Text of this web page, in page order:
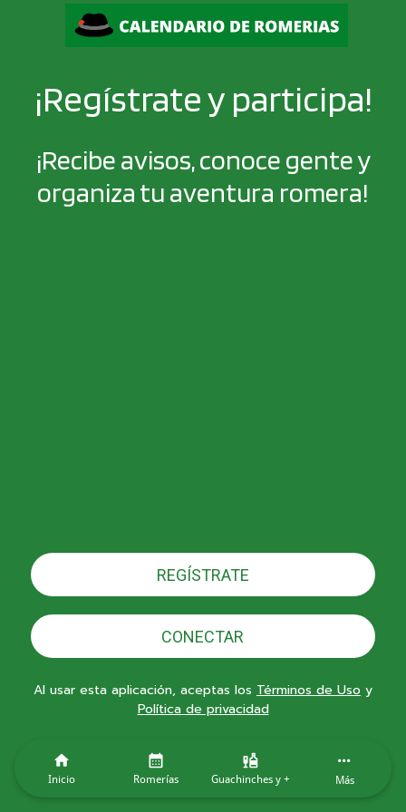
¡Regístrate y participa!
¡Recibe avisos, conoce gente y
organiza tu aventura romera!
REGÍSTRATE
CONECTAR
Al usar esta aplicación, aceptas los Términos de Uso y
Política de privacidad
Inicio Romerías Guachinches y + Más